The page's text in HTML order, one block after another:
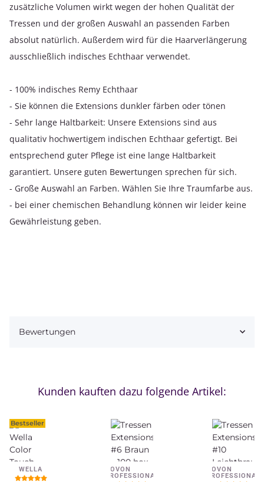
zusätzliche Volumen wirkt wegen der hohen Qualität der
Tressen und der großen Auswahl an passenden Farben
absolut natürlich. Außerdem wird für die Haarverlängerung
ausschließlich indisches Echthaar verwendet.
- 100% indisches Remy Echthaar
- Sie können die Extensions dunkler färben oder tönen
- Sehr lange Haltbarkeit: Unsere Extensions sind aus
qualitativ hochwertigem indischen Echthaar gefertigt. Bei
entsprechend guter Pflege ist eine lange Haltbarkeit
garantiert. Unsere guten Bewertungen sprechen für sich.
- Große Auswahl an Farben. Wählen Sie Ihre Traumfarbe aus.
- bei einer chemischen Behandlung können wir leider keine
Gewährleistung geben.
Bewertungen
Kunden kauften dazu folgende Artikel:
Bestseller
WELLA
NOVON
PROFESSIONAL
NOVON
PROFESSIONAL